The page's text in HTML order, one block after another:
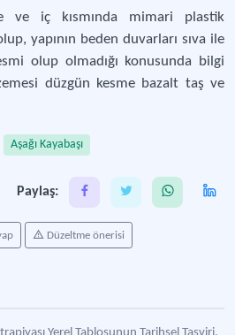
ve iç kısmında mimari plastik
yapının beden duvarları sıva ile
olup olmadığı konusunda bilgi
düzgün kesme bazalt taş ve
Aşağı Kayabaşı
Paylaş:
Düzeltme önerisi